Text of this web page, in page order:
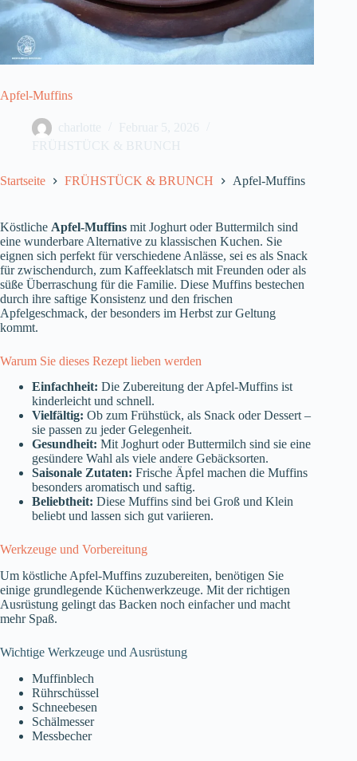
Apfel-Muffins
charlotte
Februar 5, 2026
FRÜHSTÜCK & BRUNCH
Startseite FRÜHSTÜCK & BRUNCH Apfel-Muffins
Köstliche Apfel-Muffins mit Joghurt oder Buttermilch sind
eine wunderbare Alternative zu klassischen Kuchen. Sie
eignen sich perfekt für verschiedene Anlässe, sei es als Snack
für zwischendurch, zum Kaffeeklatsch mit Freunden oder als
süße Überraschung für die Familie. Diese Muffins bestechen
durch ihre saftige Konsistenz und den frischen
Apfelgeschmack, der besonders im Herbst zur Geltung
kommt.
Warum Sie dieses Rezept lieben werden
Einfachheit: Die Zubereitung der Apfel-Muffins ist
kinderleicht und schnell.
Vielfältig: Ob zum Frühstück, als Snack oder Dessert –
sie passen zu jeder Gelegenheit.
Gesundheit: Mit Joghurt oder Buttermilch sind sie eine
gesündere Wahl als viele andere Gebäcksorten.
Saisonale Zutaten: Frische Äpfel machen die Muffins
besonders aromatisch und saftig.
Beliebtheit: Diese Muffins sind bei Groß und Klein
beliebt und lassen sich gut variieren.
Werkzeuge und Vorbereitung
Um köstliche Apfel-Muffins zuzubereiten, benötigen Sie
einige grundlegende Küchenwerkzeuge. Mit der richtigen
Ausrüstung gelingt das Backen noch einfacher und macht
mehr Spaß.
Wichtige Werkzeuge und Ausrüstung
Muffinblech
Rührschüssel
Schneebesen
Schälmesser
Messbecher